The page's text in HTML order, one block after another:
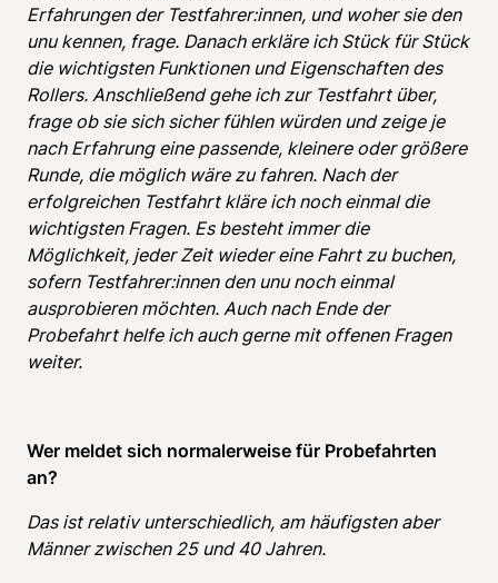
Erfahrungen der Testfahrer:innen, und woher sie den
unu kennen, frage. Danach erkläre ich Stück für Stück
die wichtigsten Funktionen und Eigenschaften des
Rollers. Anschließend gehe ich zur Testfahrt über,
frage ob sie sich sicher fühlen würden und zeige je
nach Erfahrung eine passende, kleinere oder größere
Runde, die möglich wäre zu fahren. Nach der
erfolgreichen Testfahrt kläre ich noch einmal die
wichtigsten Fragen. Es besteht immer die
Möglichkeit, jeder Zeit wieder eine Fahrt zu buchen,
sofern Testfahrer:innen den unu noch einmal
ausprobieren möchten. Auch nach Ende der
Probefahrt helfe ich auch gerne mit offenen Fragen
weiter.
Wer meldet sich normalerweise für Probefahrten
an?
Das ist relativ unterschiedlich, am häufigsten aber
Männer zwischen 25 und 40 Jahren.